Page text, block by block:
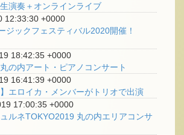
演奏＋オンラインライブ
12:33:30 +0000
ジックフェスティバル2020開催！
18:42:35 +0000
の内アート・ピアノコンサート
16:41:39 +0000
】エロイカ・メンバーがトリオで出演
17:00:35 +0000
ルネTOKYO2019 丸の内エリアコンサ